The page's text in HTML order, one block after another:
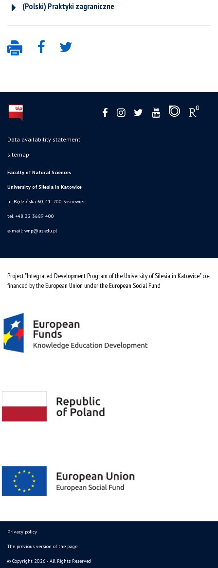
(Polski) Praktyki zagraniczne
Data availability statement
sitemap
Faculty of Natural Sciences
University of Silesia in Katowice
ul. Będzińska 60, 41-200 Sosnowiec
tel. +48 32 3689 400
e-mail: wnp@us.edu.pl
Project "Integrated Development Program of the University of Silesia in Katowice" co-
financed by the European Union under the European Social Fund
Privacy policy
The previous version of the page
© Copyright 2026 - All Rights Reserved